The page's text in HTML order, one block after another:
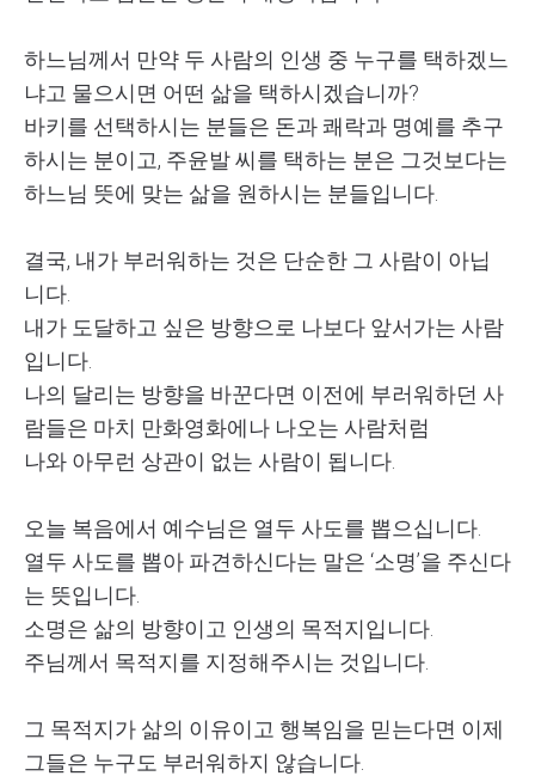
하느님께서 만약 두 사람의 인생 중 누구를 택하겠느
냐고 물으시면 어떤 삶을 택하시겠습니까?
바키를 선택하시는 분들은 돈과 쾌락과 명예를 추구
하시는 분이고, 주윤발 씨를 택하는 분은 그것보다는
하느님 뜻에 맞는 삶을 원하시는 분들입니다.
결국, 내가 부러워하는 것은 단순한 그 사람이 아닙
니다.
내가 도달하고 싶은 방향으로 나보다 앞서가는 사람
입니다.
나의 달리는 방향을 바꾼다면 이전에 부러워하던 사
람들은 마치 만화영화에나 나오는 사람처럼
나와 아무런 상관이 없는 사람이 됩니다.
오늘 복음에서 예수님은 열두 사도를 뽑으십니다.
열두 사도를 뽑아 파견하신다는 말은 ‘소명’을 주신다
는 뜻입니다.
소명은 삶의 방향이고 인생의 목적지입니다.
주님께서 목적지를 지정해주시는 것입니다.
그 목적지가 삶의 이유이고 행복임을 믿는다면 이제
그들은 누구도 부러워하지 않습니다.